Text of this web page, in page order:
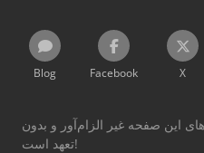
Blog Facebook X
این صفحه غیر الزام‌آور و بدون
تعهد است!